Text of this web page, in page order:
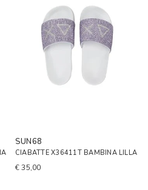
SUN68
CIABATTE X36411T BAMBINA LILLA
€ 35,00